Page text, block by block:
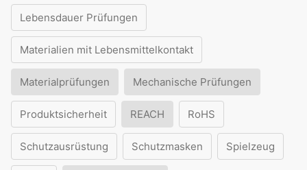
Lebensdauer Prüfungen
Materialien mit Lebensmittelkontakt
Materialprüfungen Mechanische Prüfungen
Produktsicherheit REACH RoHS
Schutzausrüstung Schutzmasken Spielzeug